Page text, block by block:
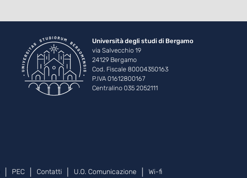
Università degli studi di Bergamo
via Salvecchio 19
24129 Bergamo
Cod. Fiscale 80004350163
P.IVA 01612800167
Centralino 035 2052111
PEC Contatti U.O. Comunicazione Wi-fi